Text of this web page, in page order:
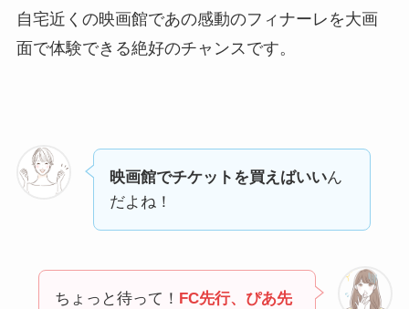
自宅近くの映画館であの感動のフィナーレを大画
面で体験できる絶好のチャンスです。
映画館でチケットを買えばいいん
だよね！
ちょっと待って！ FC先行、ぴあ先